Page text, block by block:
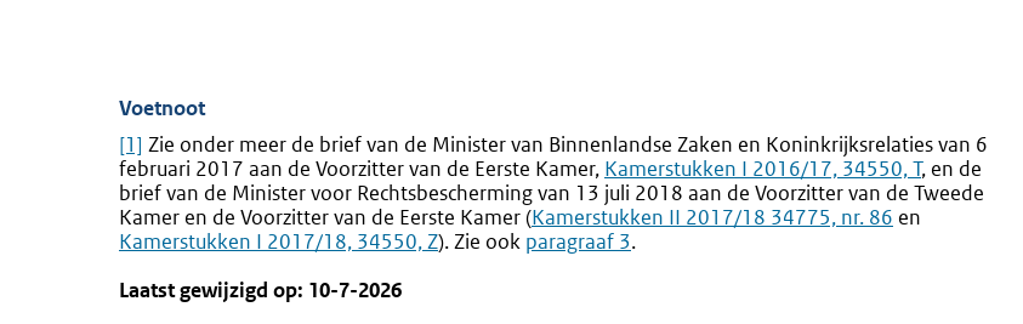
Voetnoot
[1] Zie onder meer de brief van de Minister van Binnenlandse Zaken en Koninkrijksrelaties van 6
februari 2017 aan de Voorzitter van de Eerste Kamer, Externe
link:
Kamerstukken I 2016/17, 34550, T, en de
brief van de Minister voor Rechtsbescherming van 13 juli 2018 aan de Voorzitter van de Tweede
Kamer en de Voorzitter van de Eerste Kamer (Externe
link:
Kamerstukken II 2017/18 34775, nr. 86 en
Kamerstukken I 2017/18, 34550, Z). Zie ook paragraaf 3.
Laatst gewijzigd op: 10-7-2026